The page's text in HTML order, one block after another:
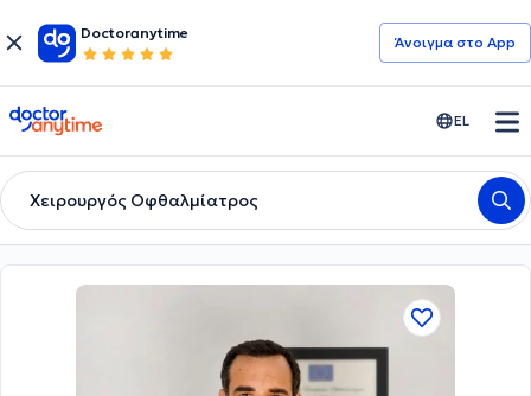
Doctoranytime
Άνοιγμα στο App
doctoranytime EL
Χειρουργός Οφθαλμίατρος